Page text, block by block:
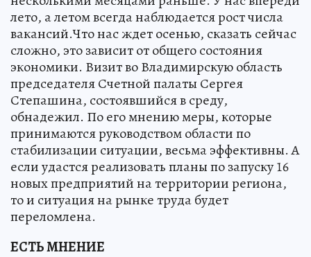
лето, а летом всегда наблюдается рост числа
вакансий.Что нас ждет осенью, сказать сейчас
сложно, это зависит от общего состояния
экономики. Визит во Владимирскую область
председателя Счетной палаты Сергея
Степашина, состоявшийся в среду,
обнадежил. По его мнению меры, которые
принимаются руководством области по
стабилизации ситуации, весьма эффективны. А
если удастся реализовать планы по запуску 16
новых предприятий на территории региона,
то и ситуация на рынке труда будет
переломлена.
ЕСТЬ МНЕНИЕ